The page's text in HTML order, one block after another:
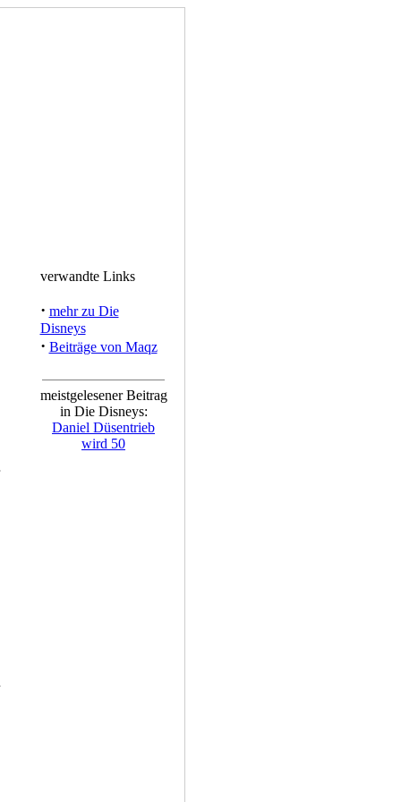
verwandte Links
· mehr zu Die
Disneys
· Beiträge von Maqz
meistgelesener Beitrag
in Die Disneys:
Daniel Düsentrieb
wird 50